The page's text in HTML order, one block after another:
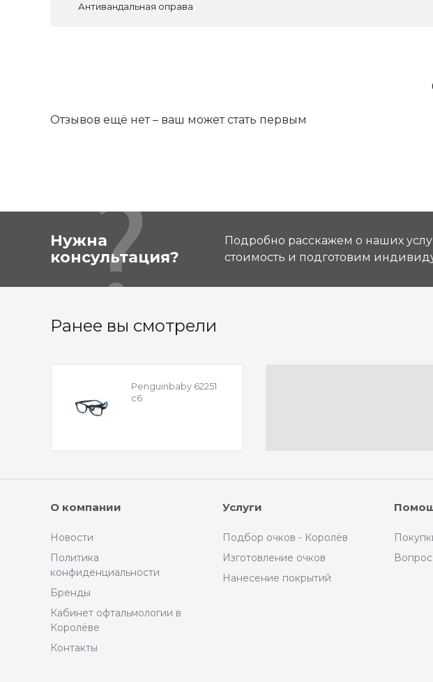
Антивандальная оправа
Отзывов ещё нет – ваш может стать первым
Нужна
консультация?
Подробно расскажем о наших
стоимость и подготовим
Ранее вы смотрели
Penguinbaby 62251
с6
О компании
Новости
Политика
конфиденциальности
Бренды
Кабинет офтальмологии в
Королёве
Контакты
Услуги
Подбор очков - Королёв
Изготовление очков
Нанесение покрытий